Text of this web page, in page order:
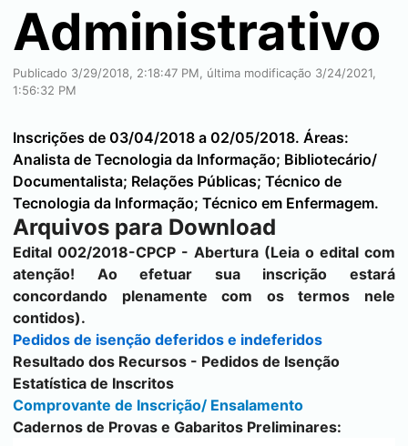
Administrativo
Publicado 3/29/2018, 2:18:47 PM, última modificação 3/24/2021,
1:56:32 PM
Inscrições de 03/04/2018 a 02/05/2018. Áreas:
Analista de Tecnologia da Informação; Bibliotecário/
Documentalista; Relações Públicas; Técnico de
Tecnologia da Informação; Técnico em Enfermagem.
Arquivos para Download
Edital 002/2018-CPCP - Abertura (Leia o edital com
atenção! Ao efetuar sua inscrição estará
concordando plenamente com os termos nele
contidos).
Pedidos de isenção deferidos e indeferidos
Resultado dos Recursos - Pedidos de Isenção
Estatística de Inscritos
Comprovante de Inscrição/ Ensalamento
Cadernos de Provas e Gabaritos Preliminares: